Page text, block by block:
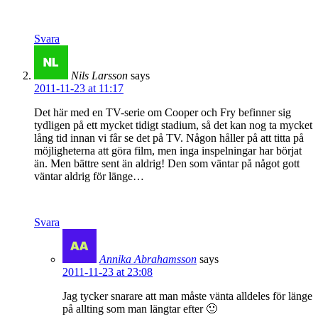
Svara
Nils Larsson says
2011-11-23 at 11:17
Det här med en TV-serie om Cooper och Fry befinner sig
tydligen på ett mycket tidigt stadium, så det kan nog ta mycket
lång tid innan vi får se det på TV. Någon håller på att titta på
möjligheterna att göra film, men inga inspelningar har börjat
än. Men bättre sent än aldrig! Den som väntar på något gott
väntar aldrig för länge…
Svara
Annika Abrahamsson says
2011-11-23 at 23:08
Jag tycker snarare att man måste vänta alldeles för länge
på allting som man längtar efter 🙂